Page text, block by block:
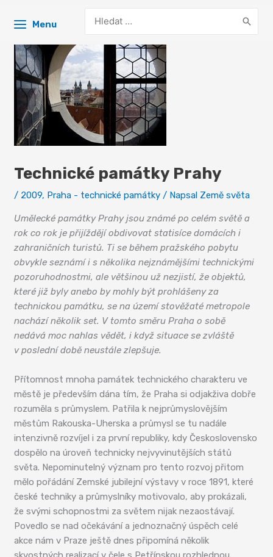
Menu
for:
Technické památky Prahy
/ 2009, Praha - technické památky / Napsal Země světa
Umělecké památky Prahy jsou známé po celém světě a
rok co rok je přijíždějí obdivovat statisíce domácích i
zahraničních turistů. Ti se během pražského pobytu
obvykle seznámí i s několika nejznámějšími technickými
pozoruhodnostmi, ale většinou už nezjistí, že objektů,
které již byly anebo by mohly být prohlášeny za
technickou památku, se na území stověžaté metropole
nachází několik set. V tomto směru Praha o sobě
nedává moc nahlas vědět, i když situace se zvláště
v poslední době neustále zlepšuje.
Přítomnost mnoha památek technického charakteru ve
městě je především dána tím, že Praha si odjakživa dobře
rozuměla s průmyslem. Patřila k nejprůmyslovějším
městům Rakouska-Uherska a průmysl se tu nadále
intenzivně rozvíjel i za první republiky, kdy Československo
dospělo na úroveň technicky nejvyvinutějších států
světa. Nepominutelný význam pro tento rozvoj přitom
mělo pořádání Zemské jubilejní výstavy v roce 1891, které
české techniky a průmyslníky motivovalo, aby prokázali,
že svými schopnostmi za světem nijak nezaostávají.
Povedlo se nad očekávání a jednoznačný úspěch celé
akce nám v Praze ještě dnes připomíná několik